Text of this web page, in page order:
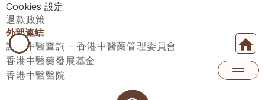
Cookies 設定
退款政策
外部連結
註冊中醫查詢 - 香港中醫藥管理委員會
香港中醫藥發展基金
香港中醫醫院